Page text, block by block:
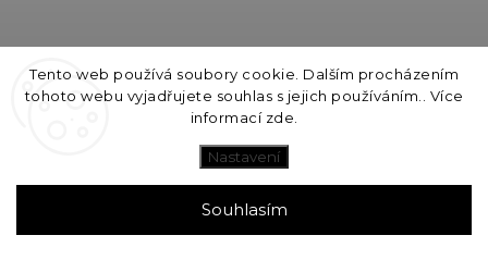
Tento web používá soubory cookie. Dalším procházením
tohoto webu vyjadřujete souhlas s jejich používáním.. Více
informací zde
Nastavení
Souhlasím
Dodání 1 - 2 Týdny